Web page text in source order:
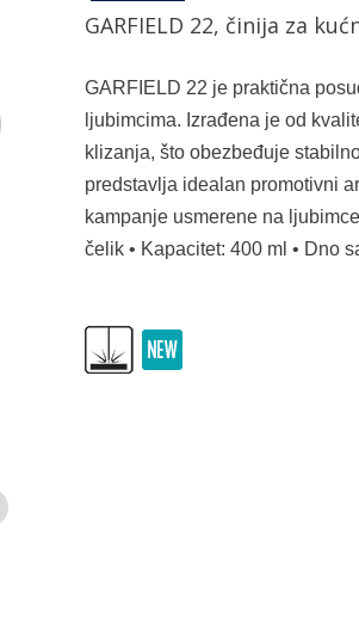
GARFIELD 22, činija za
GARFIELD 22 je praktična
ljubimcima. Izrađena je od
klizanja, što obezbeđuje
predstavlja idealan promotivni
kampanje usmerene na
čelik • Kapacitet: 400 ml • Dno